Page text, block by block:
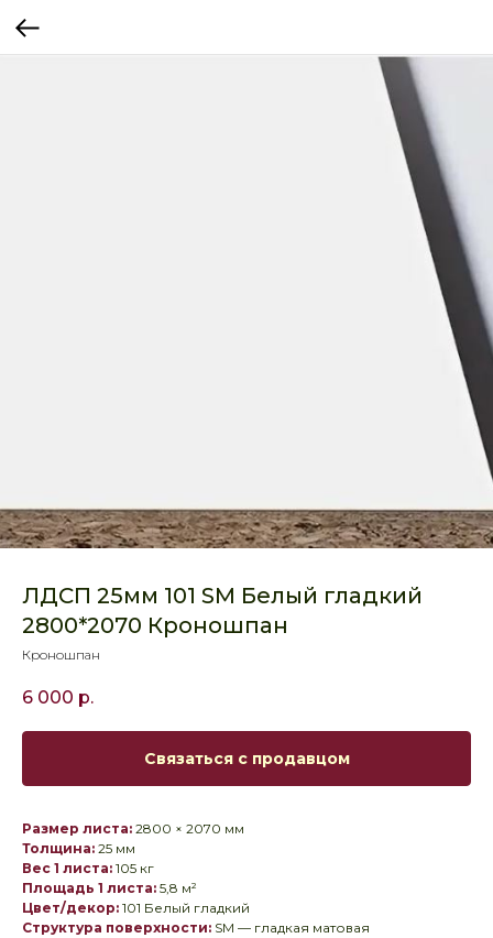
ЛДСП 25мм 101 SM Белый гладкий
2800*2070 Кроношпан
Кроношпан
6 000 р.
Связаться с продавцом
Размер листа: 2800 × 2070 мм
Толщина: 25 мм
Вес 1 листа: 105 кг
Площадь 1 листа: 5,8 м²
Цвет/декор: 101 Белый гладкий
Структура поверхности: SM — гладкая матовая